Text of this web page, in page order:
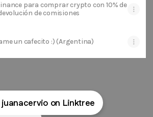
para comprar crypto con 10% de
de comisiones
un cafecito :) (Argentina)
on Linktree